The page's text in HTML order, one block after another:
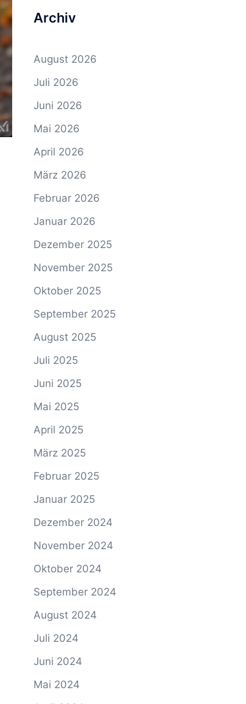
Archiv
August 2026
Juli 2026
Juni 2026
Mai 2026
April 2026
März 2026
Februar 2026
Januar 2026
Dezember 2025
November 2025
Oktober 2025
September 2025
August 2025
Juli 2025
Juni 2025
Mai 2025
April 2025
März 2025
Februar 2025
Januar 2025
Dezember 2024
November 2024
Oktober 2024
September 2024
August 2024
Juli 2024
Juni 2024
Mai 2024